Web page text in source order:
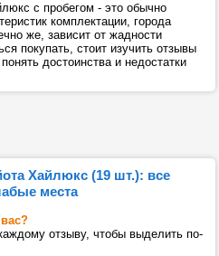
с пробегом - это обычно
комплектации, города
же, зависит от жадности
покупать, стоит изучить отзывы
достоинства и недостатки
Хайлюкс (19 шт.): все
места
отзыву, чтобы выделить по-